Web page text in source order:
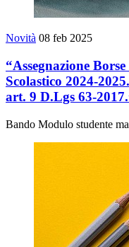
Novità 08 feb 2025
“Assegnazione
Scolastico 2024-
art. 9 D.Lgs 63-
Bando Modulo studente